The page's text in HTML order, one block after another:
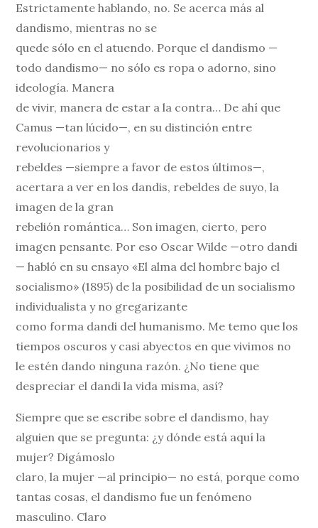
Estrictamente hablando, no. Se acerca más al
dandismo, mientras no se
quede sólo en el atuendo. Porque el dandismo —
todo dandismo— no sólo es ropa o adorno, sino
ideología. Manera
de vivir, manera de estar a la contra… De ahí que
Camus —tan lúcido—, en su distinción entre
revolucionarios y
rebeldes —siempre a favor de estos últimos—,
acertara a ver en los dandis, rebeldes de suyo, la
imagen de la gran
rebelión romántica… Son imagen, cierto, pero
imagen pensante. Por eso Oscar Wilde —otro dandi
— habló en su ensayo «El alma del hombre bajo el
socialismo» (1895) de la posibilidad de un socialismo
individualista y no gregarizante
como forma dandi del humanismo. Me temo que los
tiempos oscuros y casi abyectos en que vivimos no
le estén dando ninguna razón. ¿No tiene que
despreciar el dandi la vida misma, así?
Siempre que se escribe sobre el dandismo, hay
alguien que se pregunta: ¿y dónde está aquí la
mujer? Digámoslo
claro, la mujer —al principio— no está, porque como
tantas cosas, el dandismo fue un fenómeno
masculino. Claro